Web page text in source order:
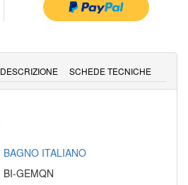
DESCRIZIONE SCHEDE TECNICHE
BAGNO ITALIANO
BI-GEMQN